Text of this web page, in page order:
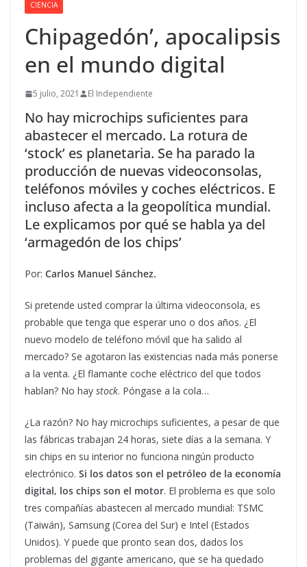
CIENCIA
Chipagedón’, apocalipsis
en el mundo digital
5 julio, 2021 El Independiente
No hay microchips suficientes para
abastecer el mercado. La rotura de
‘stock’ es planetaria. Se ha parado la
producción de nuevas videoconsolas,
teléfonos móviles y coches eléctricos. E
incluso afecta a la geopolítica mundial.
Le explicamos por qué se habla ya del
‘armagedón de los chips’
Por: Carlos Manuel Sánchez.
Si pretende usted comprar la última videoconsola, es
probable que tenga que esperar uno o dos años. ¿El
nuevo modelo de teléfono móvil que ha salido al
mercado? Se agotaron las existencias nada más ponerse
a la venta. ¿El flamante coche eléctrico del que todos
hablan? No hay stock. Póngase a la cola…
¿La razón? No hay microchips suficientes, a pesar de que
las fábricas trabajan 24 horas, siete días a la semana. Y
sin chips en su interior no funciona ningún producto
electrónico. Si los datos son el petróleo de la economía
digital, los chips son el motor. El problema es que solo
tres compañías abastecen al mercado mundial: TSMC
(Taiwán), Samsung (Corea del Sur) e Intel (Estados
Unidos). Y puede que pronto sean dos, dados los
problemas del gigante americano, que se ha quedado